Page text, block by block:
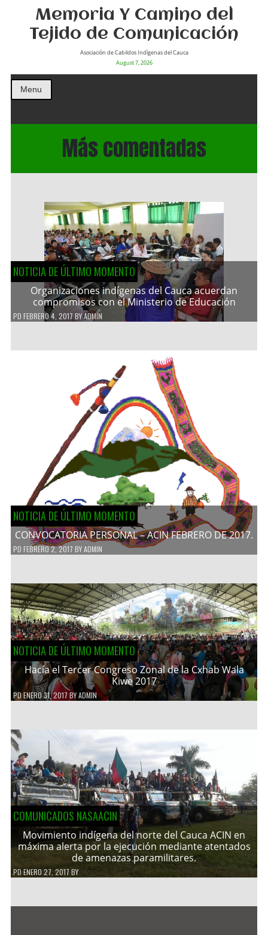
Memoria Y Camino del
Tejido de Comunicación
Asociación de Cabildos Indìgenas del Cauca
August 7, 2026
Menu
Más comentadas
NOTICIA DE ÚLTIMO MOMENTO
Organizaciones indígenas del Cauca acuerdan
compromisos con el Ministerio de Educación
PD FEBRERO 4, 2017 BYADMIN
NOTICIA DE ÚLTIMO MOMENTO
CONVOCATORIA PERSONAL – ACIN FEBRERO DE 2017.
PD FEBRERO 2, 2017 BYADMIN
NOTICIA DE ÚLTIMO MOMENTO
Hacía el Tercer Congreso Zonal de la Cxhab Wala
Kiwe 2017
PDENERO 31, 2017 BYADMIN
COMUNICADOS NASAACIN
Movimiento indígena del norte del Cauca ACIN en
máxima alerta por la ejecución mediante atentados
de amenazas paramilitares.
PDENERO 27, 2017 BY